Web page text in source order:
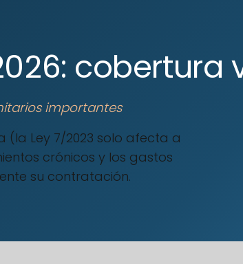
cobertura
importantes
(la Ley 7/2023 solo afecta a
crónicos y los gastos
su contratación.